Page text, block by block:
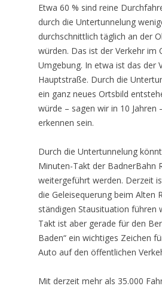
Etwa 60 % sind reine
durch die Untertunnelung
durchschnittlich täglich an der
würden. Das ist der Verkehr im
Umgebung. In etwa ist das der
Hauptstraße. Durch die
ein ganz neues Ortsbild
würde – sagen wir in 10 Jahren
erkennen sein.
Durch die Untertunnelung
Minuten-Takt der BadnerBahn
weitergeführt werden. Derzeit
die Geleisequerung beim Alten
ständigen Stausituation führen
Takt ist aber gerade für den
Baden“ ein wichtiges Zeichen
Auto auf den öffentlichen
Mit derzeit mehr als 35.000